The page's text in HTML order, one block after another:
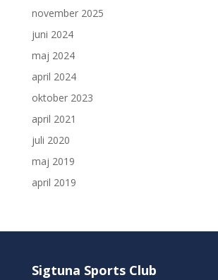
november 2025
juni 2024
maj 2024
april 2024
oktober 2023
april 2021
juli 2020
maj 2019
april 2019
Sigtuna Sports Club